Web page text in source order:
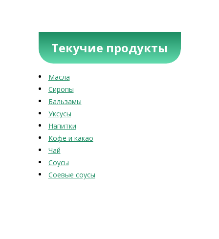
Текучие продукты
Масла
Сиропы
Бальзамы
Уксусы
Напитки
Кофе и какао
Чай
Соусы
Соевые соусы